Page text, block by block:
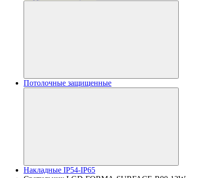
Потолочные защищенные
Накладные IP54-IP65